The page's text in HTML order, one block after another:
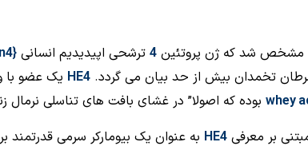
مشخص شد که ژن پروتئین 4 ترشحی اپیدیدیم انسانی {
تخمدان بیش از حد بیان می گردد.
HE4 یک عضو با
whey بوده که اصولا” در غشای بافت های تناسلی نرمال
بر معرفی HE4 به عنوان یک بیومارکر سرمی